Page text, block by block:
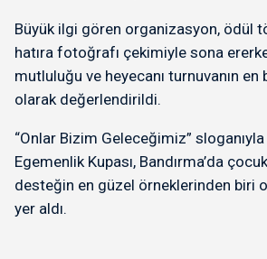
Büyük ilgi gören organizasyon, ödül
hatıra fotoğrafı çekimiyle sona
mutluluğu ve heyecanı turnuvanın en
olarak değerlendirildi.
“Onlar Bizim Geleceğimiz”
Egemenlik Kupası, Bandırma’da
desteğin en güzel örneklerinden biri
yer aldı.